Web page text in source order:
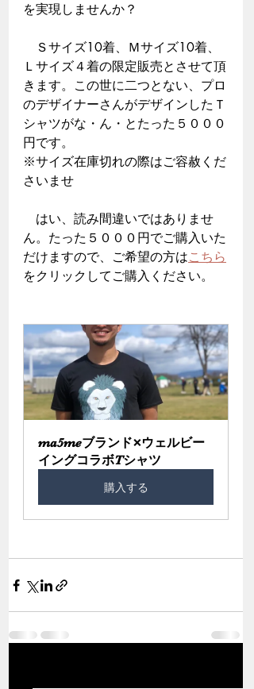
を実現しませんか？
Ｓサイズ10着、Ｍサイズ10着、
Ｌサイズ４着の限定販売とさせて頂
きます。この世に二つとない、プロ
のデザイナーさんがデザインしたＴ
シャツがな・ん・とたった５０００
円です。
※サイズ在庫切れの際はご容赦くだ
さいませ
はい、読み間違いではありませ
ん。たった５０００円でご購入いた
だけますので、ご希望の方はこちら
をクリックしてご購入ください。
ma5meブランド×ウェルビー
イングコラボTシャツ
購入する